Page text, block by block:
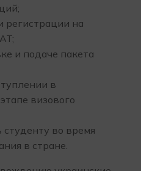
регистрации на
и подаче пакета
в
визового
во время
в стране.